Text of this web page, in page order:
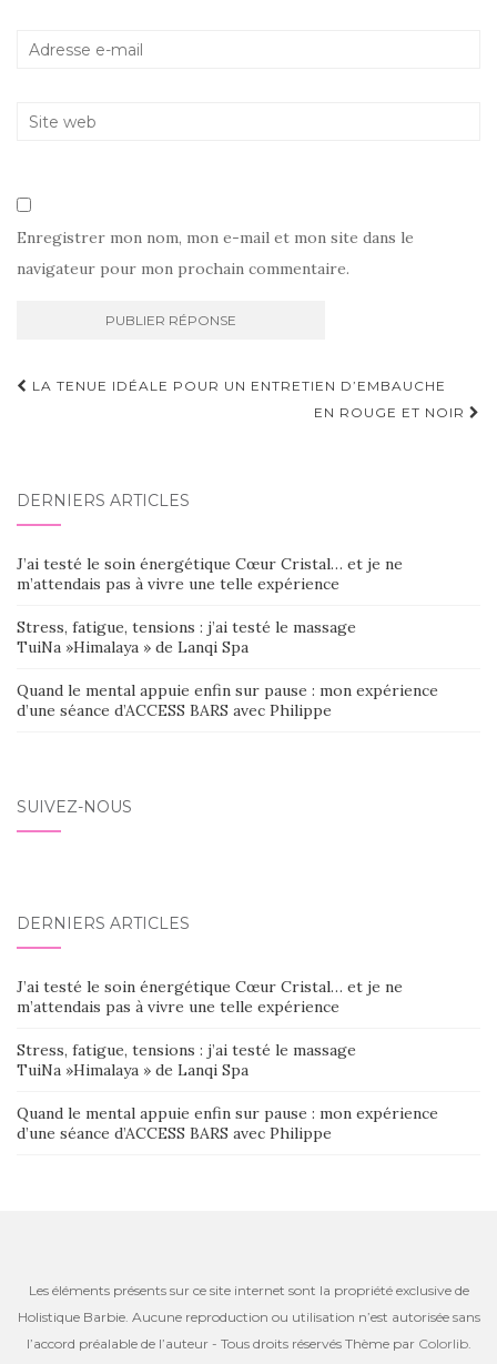
Enregistrer mon nom, mon e-mail et mon site dans le
navigateur pour mon prochain commentaire.
Navigation
LA TENUE IDÉALE POUR UN ENTRETIEN D’EMBAUCHE
EN ROUGE ET NOIR
DERNIERS ARTICLES
J’ai testé le soin énergétique Cœur Cristal… et je ne
m’attendais pas à vivre une telle expérience
Stress, fatigue, tensions : j’ai testé le massage
TuiNa »Himalaya » de Lanqi Spa
Quand le mental appuie enfin sur pause : mon expérience
d’une séance d’ACCESS BARS avec Philippe
SUIVEZ-NOUS
DERNIERS ARTICLES
J’ai testé le soin énergétique Cœur Cristal… et je ne
m’attendais pas à vivre une telle expérience
Stress, fatigue, tensions : j’ai testé le massage
TuiNa »Himalaya » de Lanqi Spa
Quand le mental appuie enfin sur pause : mon expérience
d’une séance d’ACCESS BARS avec Philippe
Les éléments présents sur ce site internet sont la propriété exclusive de
Holistique Barbie. Aucune reproduction ou utilisation n’est autorisée sans
l’accord préalable de l’auteur - Tous droits réservés Thème par Colorlib.